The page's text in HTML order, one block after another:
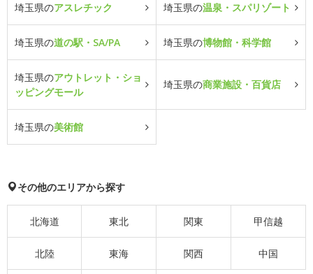
埼玉県のアスレチック 埼玉県の温泉・スパリゾート
埼玉県の道の駅・SA/PA 埼玉県の博物館・科学館
埼玉県のアウトレット・ショ
ッピングモール
埼玉県の商業施設・百貨店
埼玉県の美術館
その他のエリアから探す
北海道 東北 関東 甲信越
北陸 東海 関西 中国